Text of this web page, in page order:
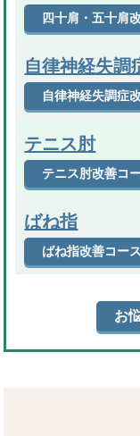
四十肩・五十肩
自律神経失調
自律神経失調症
テニス肘
テニス肘改善コ
ばね指
ばね指改善コー
お